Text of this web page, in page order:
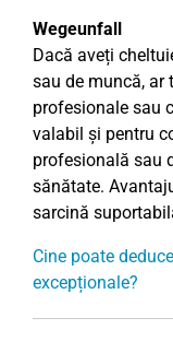
Wegeunfall
Dacă aveți
sau de muncă, ar
profesionale sau
valabil și pentru
profesională sau
sănătate.
sarcină
Cine poate
excepționale?